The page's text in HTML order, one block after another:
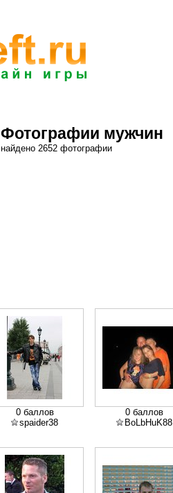
Фотографии мужчин
найдено 2652 фотографии
0 баллов
spaider38
0 баллов
BoLbHuK88